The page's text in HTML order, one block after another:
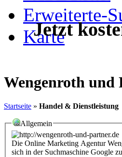
Erweiterte-
Karte
Jetzt
Wengenroth und
Startseite » Handel & Dienstleistung
Allgemein
Die Online Marketing Agentur
sich in der Suchmaschine Google